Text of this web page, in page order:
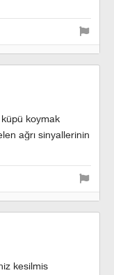
koymak
ağrı sinyallerinin
kesilmis